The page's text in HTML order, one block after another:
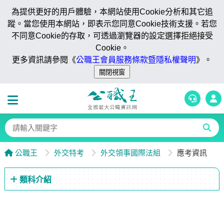
為提供更好的用戶體驗，本網站使用Cookie分析和其它追
蹤。當您使用本網站，即表示您同意Cookie技術支援。若您
不同意Cookie的存取，可透過瀏覽器的設定選擇拒絕接受
Cookie。
更多資訊請參閱《公職王會員服務條款暨隱私權聲明》。
公職王 外交特考 外交領事國際法組 應考資訊
類科介紹